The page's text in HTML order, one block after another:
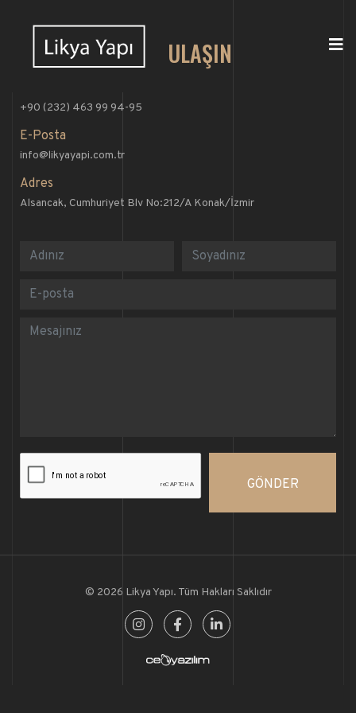
BİZE ULAŞIN
+90 (232) 463 99 94-95
E-Posta
info@likyayapi.com.tr
Adres
Alsancak, Cumhuriyet Blv No:212/A Konak/İzmir
GÖNDER
© 2026 Likya Yapı. Tüm Hakları Saklıdır